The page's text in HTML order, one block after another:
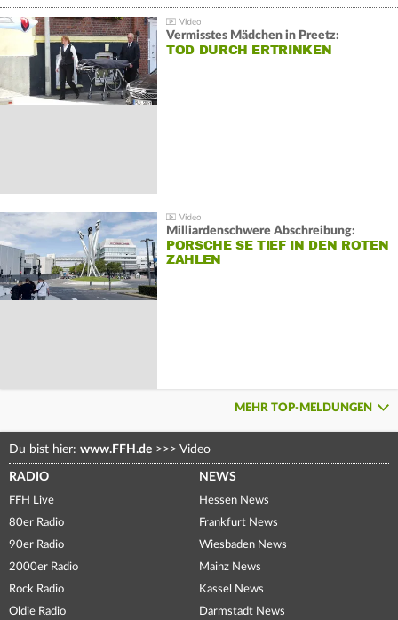
Vermisstes Mädchen in Preetz:
TOD DURCH ERTRINKEN
Milliardenschwere Abschreibung:
PORSCHE SE TIEF IN DEN ROTEN
ZAHLEN
MEHR TOP-MELDUNGEN
Du bist hier: www.FFH.de >>> Video
RADIO
FFH Live
80er Radio
90er Radio
2000er Radio
Rock Radio
Oldie Radio
NEWS
Hessen News
Frankfurt News
Wiesbaden News
Mainz News
Kassel News
Darmstadt News